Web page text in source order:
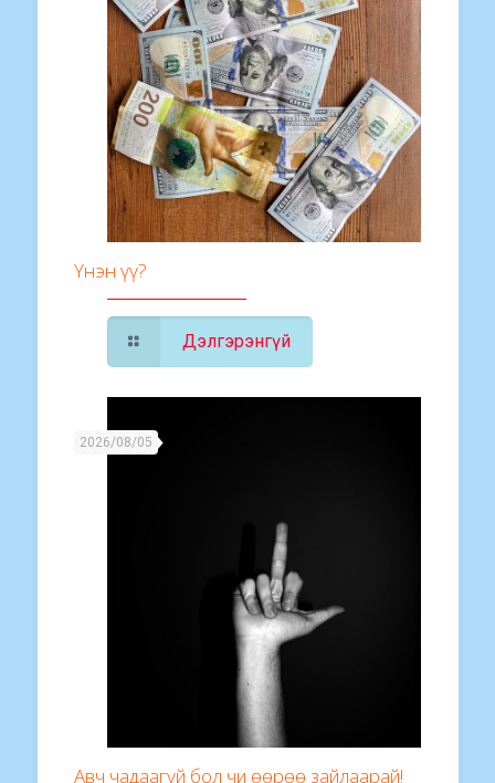
Үнэн үү?
Дэлгэрэнгүй
2026/08/05
Авч чадаагүй бол чи өөрөө зайлаарай!